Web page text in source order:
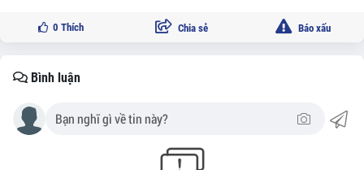
0 Thích Chia sẻ Báo xấu
Bình luận